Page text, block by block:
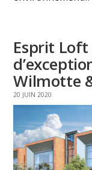
Esprit Loft
Wilmotte
20 JUIN 2020